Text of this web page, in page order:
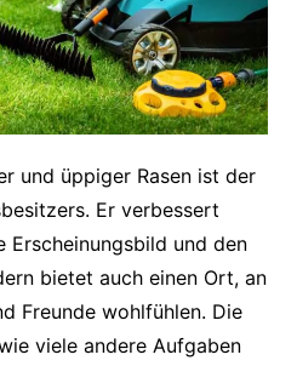
und üppiger Rasen ist der
Er verbessert
Erscheinungsbild und den
bietet auch einen Ort, an
Freunde wohlfühlen. Die
viele andere Aufgaben